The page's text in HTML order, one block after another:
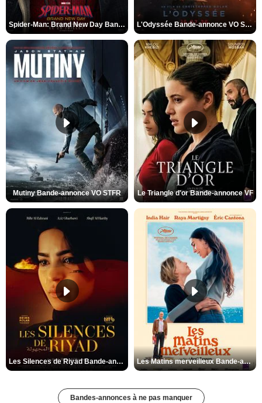
Spider-Man: Brand New Day Bande-annonce VO STFR L'Odyssée Bande-annonce VO STFR
Mutiny Bande-annonce VO STFR Le Triangle d'or Bande-annonce VF
Les Silences de Riyad Bande-annonce VO STFR Les Matins merveilleux Bande-annonce VF
Bandes-annonces à ne pas manquer